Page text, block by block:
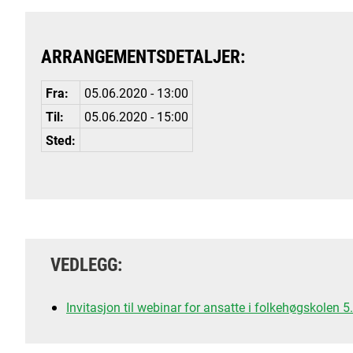
ARRANGEMENTSDETALJER:
Fra:
05.06.2020 - 13:00
Til:
05.06.2020 - 15:00
Sted:
VEDLEGG:
Invitasjon til webinar for ansatte i folkehøgskolen